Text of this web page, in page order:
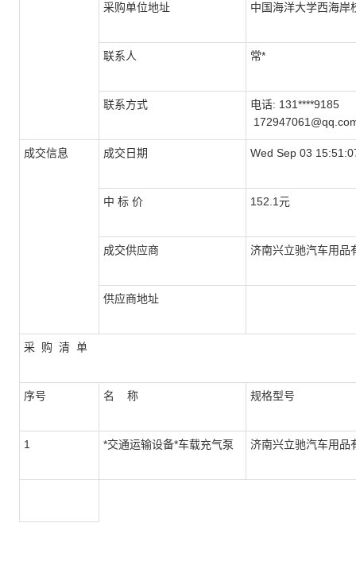
采购单位地址 中国海洋大学西海岸
联系人 常*
联系方式
电话: 131****9185
成交信息 成交日期 Wed Sep 03
中 标 价 152.1元
成交供应商 济南兴立驰汽车用品
供应商地址
采 购 清 单
序号 名 称 规格型号
1 *交通运输设备*车载充气泵 济南兴立驰汽车用品